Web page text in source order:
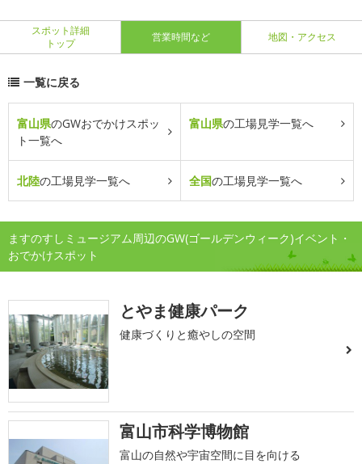
スポット詳細
トップ
営業時間など 地図・アクセス
一覧に戻る
富山県のGWおでかけスポッ
ト一覧へ
富山県の工場見学一覧へ
北陸の工場見学一覧へ 全国の工場見学一覧へ
ますのすしミュージアム周辺のGW(ゴールデンウィーク)イベント・
おでかけスポット
とやま健康パーク
健康づくりと癒やしの空間
富山市科学博物館
富山の自然や宇宙空間に目を向ける